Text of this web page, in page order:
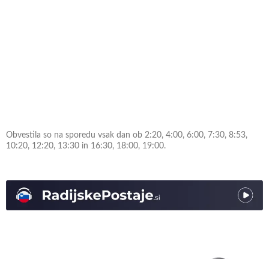
Obvestila so na sporedu vsak dan ob 2:20, 4:00, 6:00, 7:30, 8:53,
10:20, 12:20, 13:30 in 16:30, 18:00, 19:00.